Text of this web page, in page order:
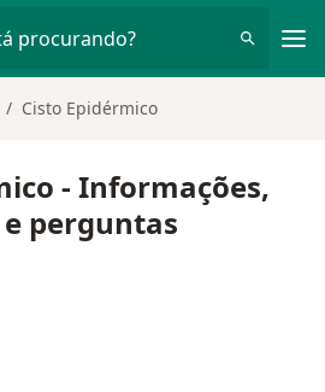
procurando?
Cisto Epidérmico
- Informações,
perguntas